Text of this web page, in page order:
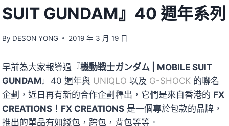
SUIT GUNDAM』40 週年系列
By DESON YONG 2019 年 3 月 19 日
早前為大家報導過『機動戦士ガンダム | MOBILE SUIT
GUNDAM 』40 週年與 UNIQLO 以及 G-SHOCK 的聯名
企劃，近日再有新的合作企劃釋出，它們是來自香港的 FX
CREATIONS ！ FX CREATIONS 是一個專於包款的品牌，
推出的單品有如錢包，跨包，背包等等。